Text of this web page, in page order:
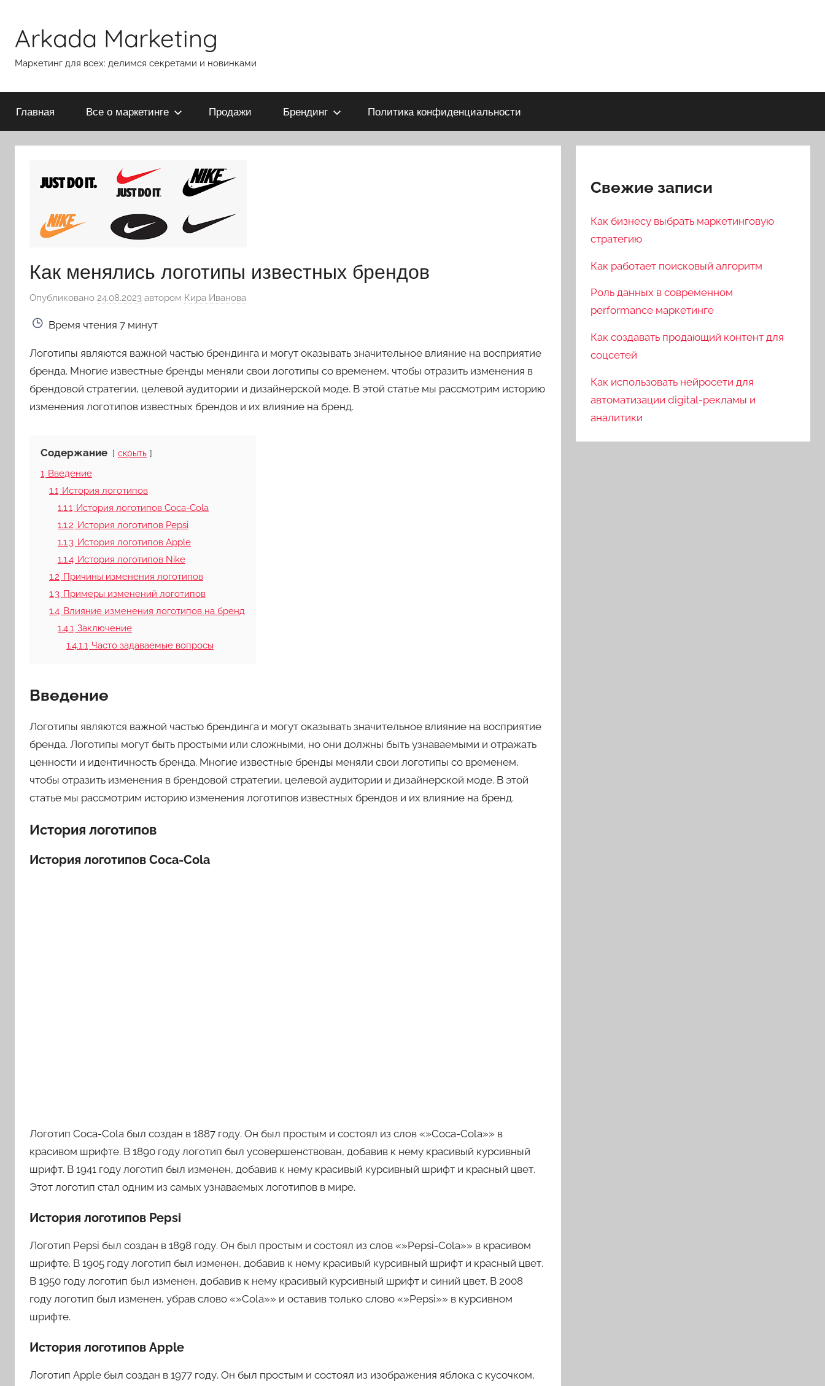
содержимому
Arkada Marketing
Маркетинг для всех: делимся секретами и новинками
Главная Все о маркетинге Продажи Брендинг Политика конфиденциальности
Как менялись логотипы известных брендов
Опубликовано 24.08.2023 автором Кира Иванова
Время чтения 7 минут
Логотипы являются важной частью брендинга и могут оказывать значительное влияние на восприятие
бренда. Многие известные бренды меняли свои логотипы со временем, чтобы отразить изменения в
брендовой стратегии, целевой аудитории и дизайнерской моде. В этой статье мы рассмотрим историю
изменения логотипов известных брендов и их влияние на бренд.
Содержание скрыть
1 Введение
1.1 История логотипов
1.1.1 История логотипов Coca-Cola
1.1.2 История логотипов Pepsi
1.1.3 История логотипов Apple
1.1.4 История логотипов Nike
1.2 Причины изменения логотипов
1.3 Примеры изменений логотипов
1.4 Влияние изменения логотипов на бренд
1.4.1 Заключение
1.4.1.1 Часто задаваемые вопросы
Введение
Логотипы являются важной частью брендинга и могут оказывать значительное влияние на восприятие
бренда. Логотипы могут быть простыми или сложными, но они должны быть узнаваемыми и отражать
ценности и идентичность бренда. Многие известные бренды меняли свои логотипы со временем,
чтобы отразить изменения в брендовой стратегии, целевой аудитории и дизайнерской моде. В этой
статье мы рассмотрим историю изменения логотипов известных брендов и их влияние на бренд.
История логотипов
История логотипов Coca-Cola
Логотип Coca-Cola был создан в 1887 году. Он был простым и состоял из слов «»Coca-Cola»» в
красивом шрифте. В 1890 году логотип был усовершенствован, добавив к нему красивый курсивный
шрифт. В 1941 году логотип был изменен, добавив к нему красивый курсивный шрифт и красный цвет.
Этот логотип стал одним из самых узнаваемых логотипов в мире.
История логотипов Pepsi
Логотип Pepsi был создан в 1898 году. Он был простым и состоял из слов «»Pepsi-Cola»» в красивом
шрифте. В 1905 году логотип был изменен, добавив к нему красивый курсивный шрифт и красный цвет.
В 1950 году логотип был изменен, добавив к нему красивый курсивный шрифт и синий цвет. В 2008
году логотип был изменен, убрав слово «»Cola»» и оставив только слово «»Pepsi»» в курсивном
шрифте.
История логотипов Apple
Логотип Apple был создан в 1977 году. Он был простым и состоял из изображения яблока с кусочком,
Свежие записи
Как бизнесу выбрать маркетинговую
стратегию
Как работает поисковый алгоритм
Роль данных в современном
performance маркетинге
Как создавать продающий контент для
соцсетей
Как использовать нейросети для
автоматизации digital-рекламы и
аналитики